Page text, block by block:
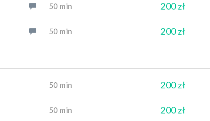
50 min 200 zł
50 min 200 zł
50 min 200 zł
50 min 200 zł